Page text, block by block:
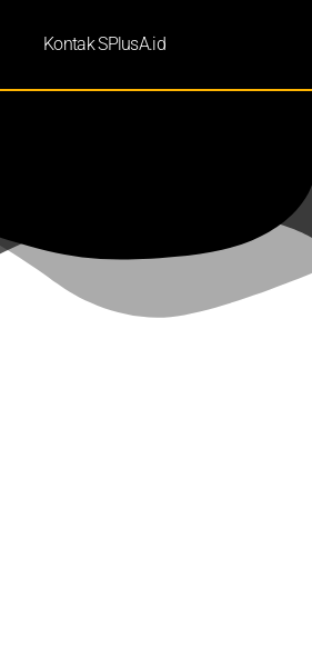
Kontak SPlusA.id